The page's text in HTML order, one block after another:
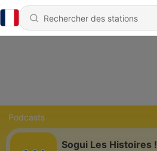
Podcasts
Sogui Les Histoires !